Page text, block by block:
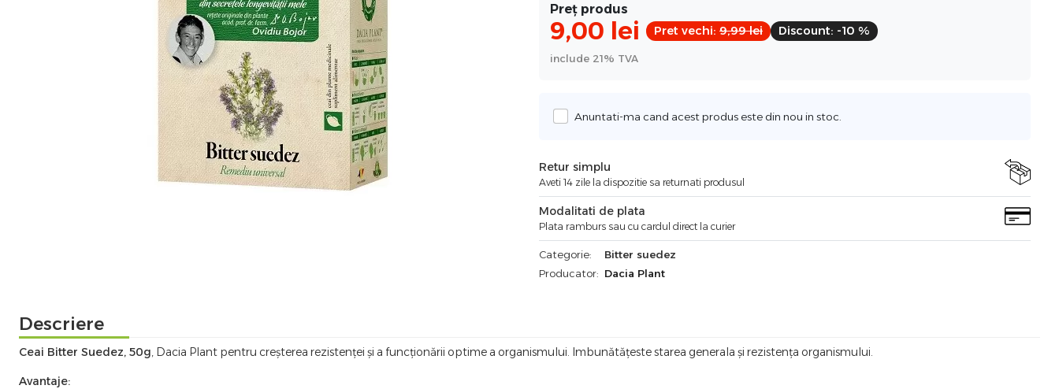
Preț produs
9,00 lei Pret vechi: 9,99 lei Discount: -10 %
include 21% TVA
Anuntati-ma cand acest produs este din nou in stoc.
Retur simplu
Aveti 14 zile la dispozitie sa returnati produsul
Modalitati de plata
Plata ramburs sau cu cardul direct la curier
Categorie:
Bitter suedez
Producator: Dacia Plant
Descriere
Ceai Bitter Suedez, 50g, Dacia Plant pentru creșterea rezistenței și a funcționării optime a organismului. Imbunătățeste starea generala și rezistența organismului.
Avantaje: